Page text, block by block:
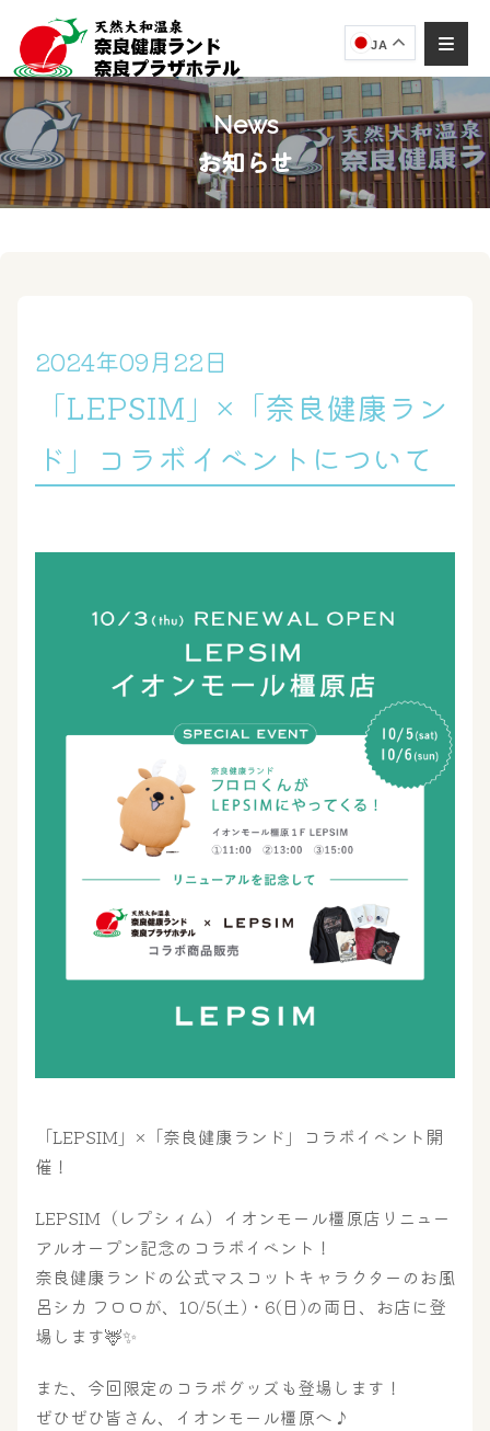
JA
大浴場 サウナ・岩盤浴
News
お知らせ
2024年09月22日
「LEPSIM」×「奈良健康ラン
ド」コラボイベントについて
「LEPSIM」×「奈良健康ランド」コラボイベント開
催！
LEPSIM（レプシィム）イオンモール橿原店リニュー
アルオープン記念のコラボイベント！
奈良健康ランドの公式マスコットキャラクターのお風
呂シカ フロロが、10/5(土)・6(日)の両日、お店に登
場します🦌✨
また、今回限定のコラボグッズも登場します！
ぜひぜひ皆さん、イオンモール橿原へ♪
奈良健康ランド
AIコンシェルジュ